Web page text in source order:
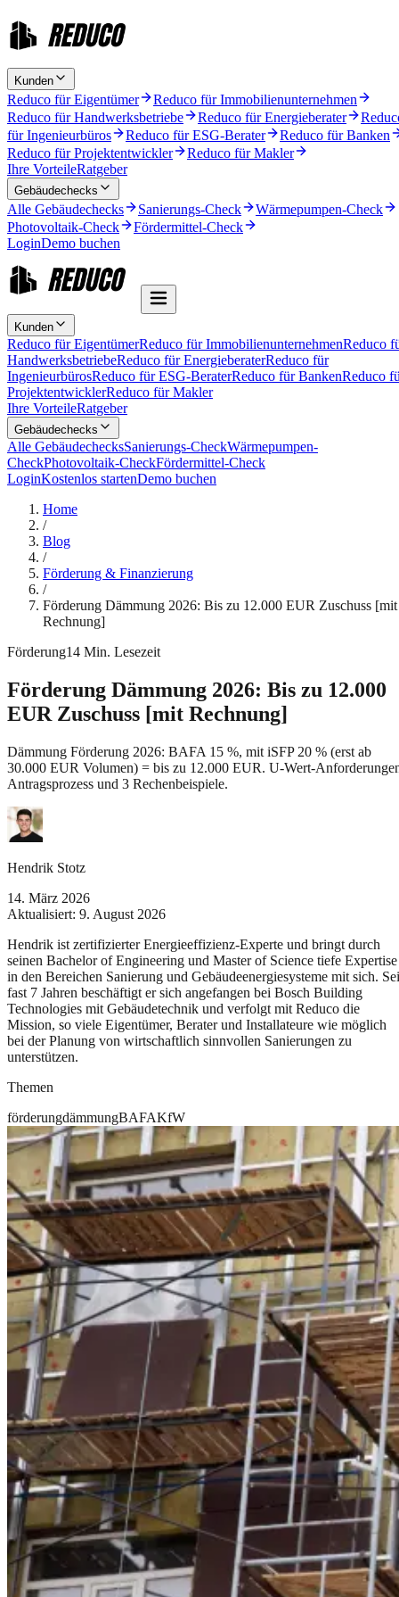
Kunden
Reduco für Eigentümer
Reduco für Immobilienunternehmen
Reduco für Handwerksbetriebe
Reduco für Energieberater
für Ingenieurbüros
Reduco für ESG-Berater
Reduco für Banken
Reduco für Projektentwickler
Reduco für Makler
Ihre VorteileRatgeber
Gebäudechecks
Alle Gebäudechecks Sanierungs-Check
Wärmepumpen-Check
Photovoltaik-Check
Fördermittel-Check
LoginDemo buchen
Kunden
Reduco für EigentümerReduco für ImmobilienunternehmenReduco
HandwerksbetriebeReduco für EnergieberaterReduco für
IngenieurbürosReduco für ESG-BeraterReduco für BankenReduco
ProjektentwicklerReduco für Makler
Ihre VorteileRatgeber
Gebäudechecks
Alle GebäudechecksSanierungs-CheckWärmepumpen-
CheckPhotovoltaik-CheckFördermittel-Check
LoginKostenlos startenDemo buchen
Home
/
Blog
/
Förderung & Finanzierung
/
Förderung Dämmung 2026: Bis zu 12.000 EUR Zuschuss [mit
Rechnung]
Förderung14 Min. Lesezeit
Förderung Dämmung 2026: Bis zu 12.000
EUR Zuschuss [mit Rechnung]
Dämmung Förderung 2026: BAFA 15 %, mit iSFP 20 % (erst ab
30.000 EUR Volumen) = bis zu 12.000 EUR. U-Wert-
Antragsprozess und 3 Rechenbeispiele.
Hendrik Stotz
14. März 2026
Aktualisiert: 9. August 2026
Hendrik ist zertifizierter Energieeffizienz-Experte und bringt durch
seinen Bachelor of Engineering und Master of Science tiefe Expertise
in den Bereichen Sanierung und Gebäudeenergiesysteme mit sich.
fast 7 Jahren beschäftigt er sich angefangen bei Bosch Building
Technologies mit Gebäudetechnik und verfolgt mit Reduco die
Mission, so viele Eigentümer, Berater und Installateure wie möglich
bei der Planung von wirtschaftlich sinnvollen Sanierungen zu
unterstützen.
Themen
förderungdämmungBAFAKfW